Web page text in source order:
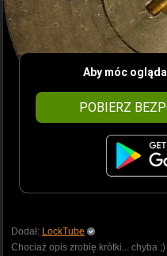
Aby móc
POBIERZ
Dodał: LockTube
Chociaż opis zrobię krótki... chyba ;)